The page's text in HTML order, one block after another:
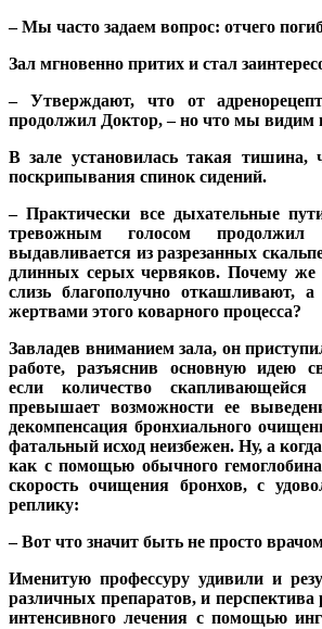
– Мы часто задаем вопрос: отчего
Зал мгновенно притих и стал
– Утверждают, что от
продолжил Доктор, – но что мы видим
В зале установилась такая
поскрипывания спинок сидений.
– Практически все дыхательные
тревожным голосом
выдавливается из разрезанных
длинных серых червяков. Почему же
слизь благополучно откашливают, а
жертвами этого коварного процесса?
Завладев вниманием зала, он
работе, разъяснив основную идею
если количество
превышает возможности ее
декомпенсация бронхиального
фатальный исход неизбежен. Ну, а
как с помощью обычного
скорость очищения бронхов, с
реплику:
– Вот что значит быть не просто
Именитую профессуру удивили и
различных препаратов, и перспектива
интенсивного лечения с помощью